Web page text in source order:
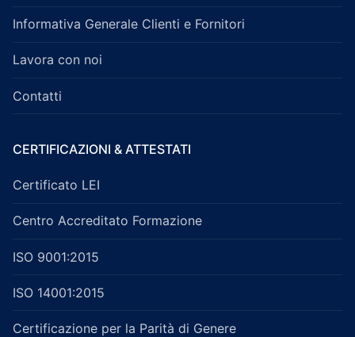
Informativa Generale Clienti e Fornitori
Lavora con noi
Contatti
CERTIFICAZIONI & ATTESTATI
Certificato LEI
Centro Accreditato Formazione
ISO 9001:2015
ISO 14001:2015
Certificazione per la Parità di Genere